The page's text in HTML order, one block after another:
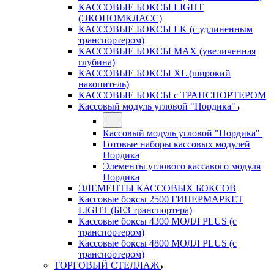
КАССОВЫЕ БОКСЫ LIGHT
(ЭКОНОМКЛАСС)
КАССОВЫЕ БОКСЫ LK (с удлиненным
транспортером)
КАССОВЫЕ БОКСЫ MAX (увеличенная
глубина)
КАССОВЫЕ БОКСЫ XL (широкий
накопитель)
КАССОВЫЕ БОКСЫ с ТРАНСПОРТЕРОМ
Кассовый модуль угловой "Нордика"
Кассовый модуль угловой "Нордика"
Готовые наборы кассовых модулей
Нордика
Элементы углового кассавого модуля
Нордика
ЭЛЕМЕНТЫ КАССОВЫХ БОКСОВ
Кассовые боксы 2500 ГИПЕРМАРКЕТ
LIGHT (БЕЗ транспортера)
Кассовые боксы 4300 МОЛЛ PLUS (с
транспортером)
Кассовые боксы 4800 МОЛЛ PLUS (с
транспортером)
ТОРГОВЫЙ СТЕЛЛАЖ